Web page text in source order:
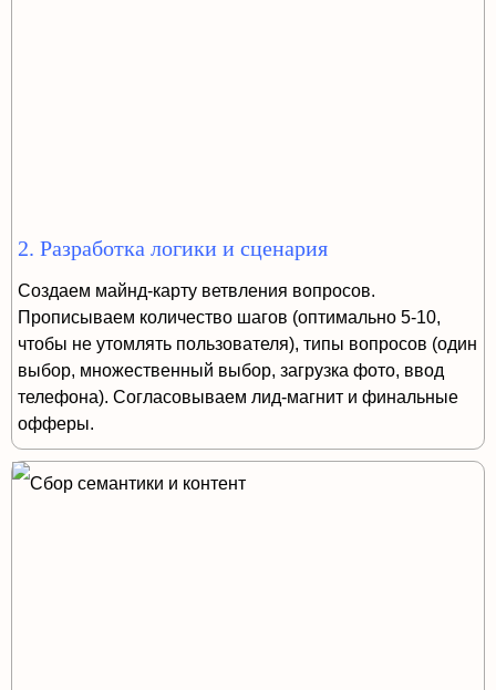
2. Разработка логики и сценария
Создаем майнд-карту ветвления вопросов.
Прописываем количество шагов (оптимально 5-10,
чтобы не утомлять пользователя), типы вопросов (один
выбор, множественный выбор, загрузка фото, ввод
телефона). Согласовываем лид-магнит и финальные
офферы.